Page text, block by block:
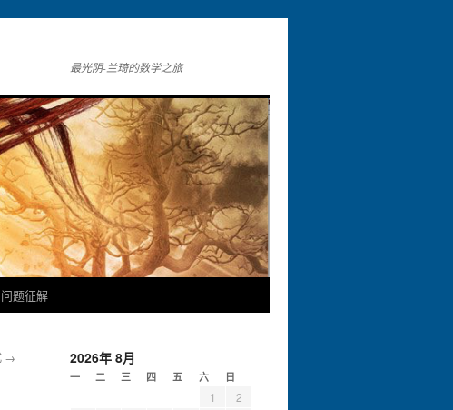
最光阴-兰琦的数学之旅
问题征解
→ 2026年 8月
一 二 三 四 五 六 日
1
2